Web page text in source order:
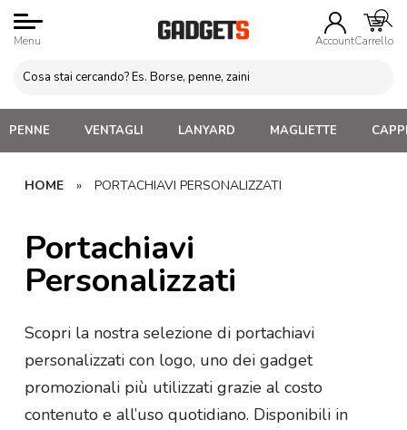
Menu AccountCarrello
PENNE VENTAGLI LANYARD MAGLIETTE
HOME » PORTACHIAVI PERSONALIZZATI
Portachiavi
Personalizzati
Scopri la nostra selezione di portachiavi
personalizzati con logo, uno dei gadget
promozionali più utilizzati grazie al costo
contenuto e all’uso quotidiano. Disponibili in